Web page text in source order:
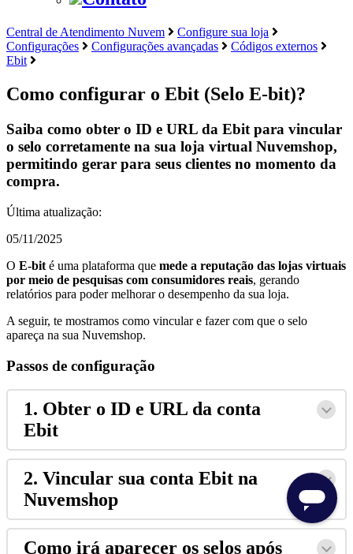
Central de Atendimento Nuvem
Configure sua loja
Configurações
Configurações avançadas
Códigos externos
Ebit
Como configurar o Ebit (Selo E-bit)?
Saiba como obter o ID e URL da Ebit para vincular
o selo corretamente na sua loja virtual Nuvemshop,
permitindo gerar para seus clientes no momento da
compra.
Última atualização:
05/11/2025
O E-bit é uma plataforma que mede a reputação das lojas virtuais
por meio de pesquisas com consumidores reais, gerando
relatórios para poder melhorar o desempenho da sua loja.
A seguir, te mostramos como vincular e fazer com que o selo
apareça na sua Nuvemshop.
Passos de configuração
1. Obter o ID e URL da conta
Ebit
2. Vincular sua conta Ebit na
Nuvemshop
Como irá aparecer os selos após